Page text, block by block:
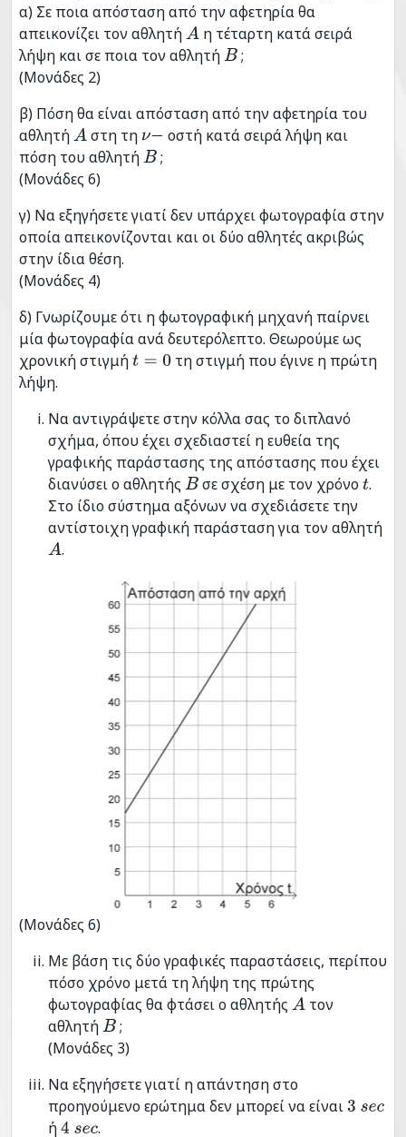
α) Σε ποια απόσταση από την αφετηρία θα
απεικονίζει τον αθλητήΑ η τέταρτη κατά σειρά
λήψη και σε ποια τον αθλητήΒ;
(Μονάδες 2)
β) Πόση θα είναι απόσταση από την αφετηρία του
αθλητήΑ στη τη ν− οστή κατά σειρά λήψη και
πόση του αθλητήΒ;
(Μονάδες 6)
γ) Να εξηγήσετε γιατί δεν υπάρχει φωτογραφία στην
οποία απεικονίζονται και οι δύο αθλητές ακριβώς
στην ίδια θέση.
(Μονάδες 4)
δ) Γνωρίζουμε ότι η φωτογραφική μηχανή παίρνει
μία φωτογραφία ανά δευτερόλεπτο. Θεωρούμε ως
χρονική στιγμήt=0
τη στιγμή που έγινε η πρώτη
λήψη.
Να αντιγράψετε στην κόλλα σας το διπλανό
σχήμα, όπου έχει σχεδιαστεί η ευθεία της
γραφικής παράστασης της απόστασης που έχει
διανύσει ο αθλητής Bσε σχέση με τον χρόνοt.
Στο ίδιο σύστημα αξόνων να σχεδιάσετε την
αντίστοιχη γραφική παράσταση για τον αθλητή
A .
(Μονάδες 6)
Με βάση τις δύο γραφικές παραστάσεις, περίπου
πόσο χρόνο μετά τη λήψη της πρώτης
φωτογραφίας θα φτάσει ο αθλητής Α τον
αθλητήΒ;
(Μονάδες 3)
Να εξηγήσετε γιατί η απάντηση στο
προηγούμενο ερώτημα δεν μπορεί να είναι 3 sec
ή4 sec.